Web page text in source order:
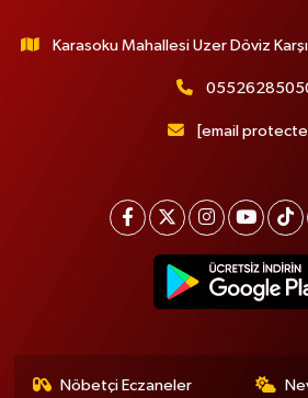
Karasoku Mahallesi Uzer Döviz
[email
Nöbetçi Eczaneler